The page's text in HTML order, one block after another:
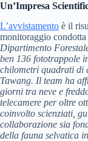
Un’Impresa
L’avvistamento è il
monitoraggio condotta
Dipartimento
ben 136 fototrappole
chilometri quadrati di
Tawang. Il team ha
giorni tra neve e
telecamere per oltre
coinvolto scienziati,
collaborazione sia
della fauna selvatica